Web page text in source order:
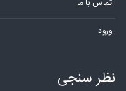
تماس با ما
ورود
نظر سنجی